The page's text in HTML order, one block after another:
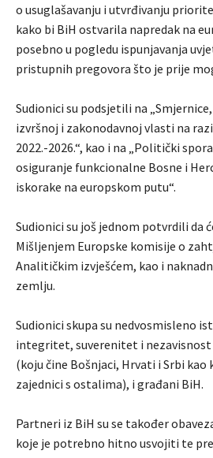
o usuglašavanju i utvrđivanju
kako bi BiH ostvarila napredak na
posebno u pogledu ispunjavanja
pristupnih pregovora što je prije
Sudionici su podsjetili na
izvršnoj i zakonodavnoj vlasti na
2022.-2026.“, kao i na „Politički
osiguranje funkcionalne Bosne i
iskorake na europskom putu“.
Sudionici su još jednom potvrdili da
Mišljenjem Europske komisije o
Analitičkim izvješćem, kao i
zemlju.
Sudionici skupa su nedvosmisleno
integritet, suverenitet i nezavisnost
(koju čine Bošnjaci, Hrvati i Srbi
zajednici s ostalima), i građani BiH.
Partneri iz BiH su se također
koje je potrebno hitno usvojiti te